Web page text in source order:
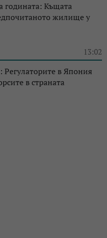
годината: Къщата
жилище у
13:02
в Япония
в страната